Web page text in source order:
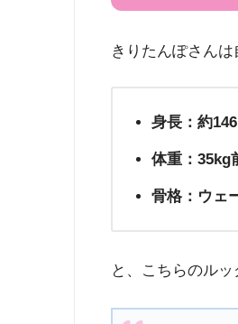
きりたんぽさんは
身長：約
体重：35kg
骨格：ウェ
と、こちらのルッ